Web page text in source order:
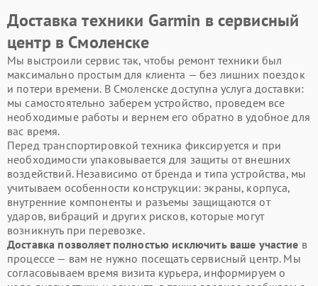
Доставка техники Garmin в сервисный
центр в Смоленске
Мы выстроили сервис так, чтобы ремонт техники был
максимально простым для клиента — без лишних поездок
и потери времени. В Смоленске доступна услуга доставки:
мы самостоятельно заберем устройство, проведем все
необходимые работы и вернем его обратно в удобное для
вас время.
Перед транспортировкой техника фиксируется и при
необходимости упаковывается для защиты от внешних
воздействий. Независимо от бренда и типа устройства, мы
учитываем особенности конструкции: экраны, корпуса,
внутренние компоненты и разъемы защищаются от
ударов, вибраций и других рисков, которые могут
возникнуть при перевозке.
Доставка позволяет полностью исключить ваше участие в
процессе — вам не нужно посещать сервисный центр. Мы
согласовываем время визита курьера, информируем о